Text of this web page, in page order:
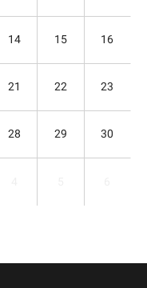
14 15 16
21 22 23
28 29 30